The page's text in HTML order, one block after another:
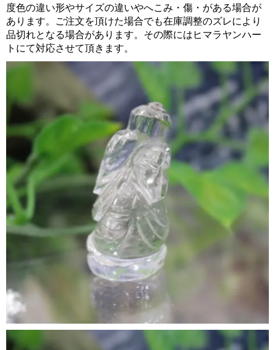
度色の違い形やサイズの違いやへこみ・傷・がある場合が
あります。ご注文を頂けた場合でも在庫調整のズレにより
品切れとなる場合があります。その際にはヒマラヤンハー
トにて対応させて頂きます。